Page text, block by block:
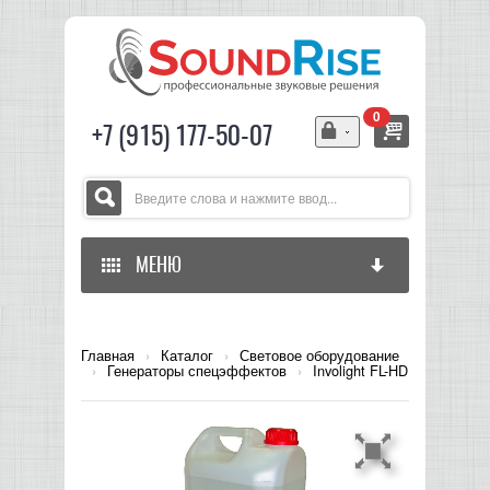
+7 (915) 177-50-07
0
МЕНЮ
ЗВУКОВОЕ ОБОРУДОВАНИЕ
МИКШЕРЫ АНАЛОГОВЫЕ
СВЕТОВОЕ ОБОРУДОВАНИЕ
Главная › Каталог › Световое оборудование
› Генераторы спецэффектов › Involight FL-HD